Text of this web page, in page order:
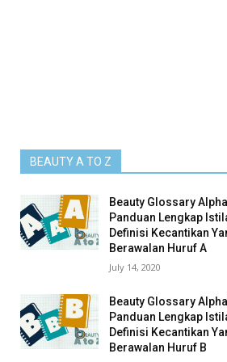
BEAUTY A TO Z
Beauty Glossary
Panduan Lengkap
Definisi Kecantikan
Berawalan Huruf A
July 14, 2020
Beauty Glossary
Panduan Lengkap
Definisi Kecantikan
Berawalan Huruf B